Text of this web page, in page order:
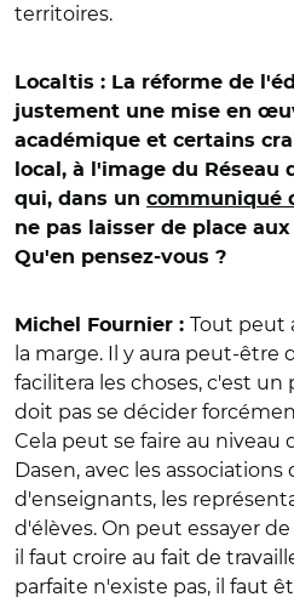
territoires.
Localtis : La réforme de
justement une mise en
académique et certains
local, à l'image du Réseau
qui, dans un communiqué
ne pas laisser de place
Qu'en pensez-vous ?
Michel Fournier : Tout peut
la marge. Il y aura peut-être
facilitera les choses, c'est un
doit pas se décider
Cela peut se faire au niveau
Dasen, avec les associations
d'enseignants, les
d'élèves. On peut essayer
il faut croire au fait de
parfaite n'existe pas, il faut